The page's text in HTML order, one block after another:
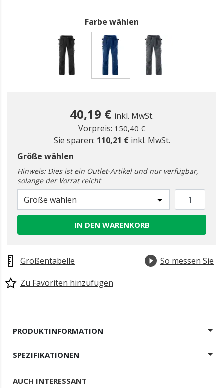
Farbe wählen
40,19 € inkl. MwSt.
Vorpreis: Preis reduziert ab
150,40 €zu
Sie sparen: 110,21 € inkl. MwSt.
Größe wählen
Hinweis: Dies ist ein Outlet-Artikel und nur verfügbar,
solange der Vorrat reicht
Größe wählen
IN DEN WARENKORB
Größentabelle
So messen Sie
Zu Favoriten hinzufügen
PRODUKTINFORMATION
SPEZIFIKATIONEN
AUCH INTERESSANT